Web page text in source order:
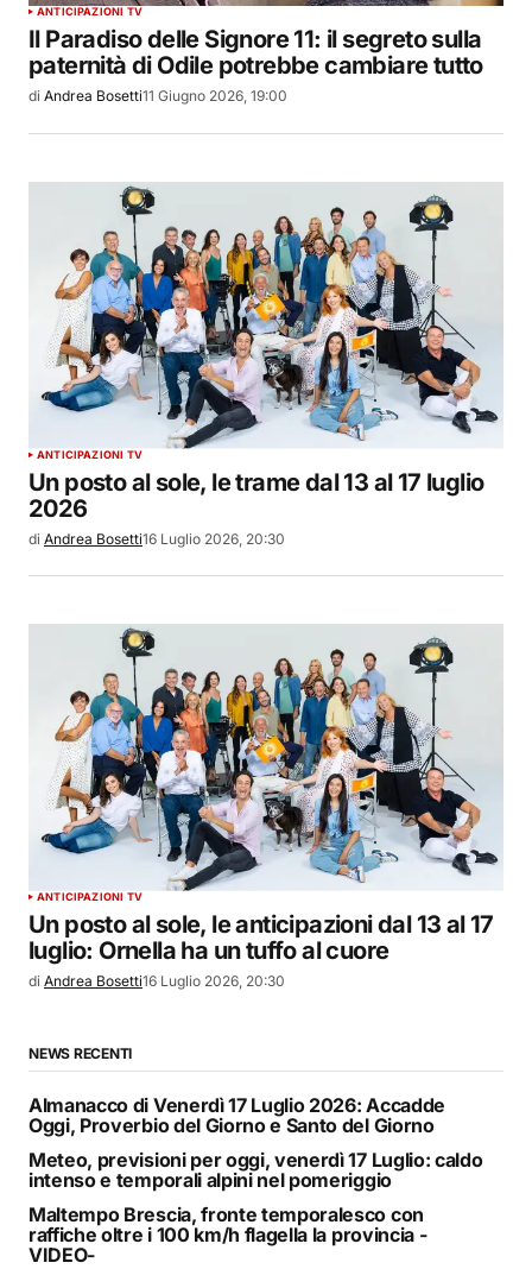
ANTICIPAZIONI TV
Il Paradiso delle Signore 11: il segreto sulla
paternità di Odile potrebbe cambiare tutto
di Andrea Bosetti11 Giugno 2026, 19:00
ANTICIPAZIONI TV
Un posto al sole, le trame dal 13 al 17 luglio
2026
di Andrea Bosetti16 Luglio 2026, 20:30
ANTICIPAZIONI TV
Un posto al sole, le anticipazioni dal 13 al 17
luglio: Ornella ha un tuffo al cuore
di Andrea Bosetti16 Luglio 2026, 20:30
NEWS RECENTI
Almanacco di Venerdì 17 Luglio 2026: Accadde
Oggi, Proverbio del Giorno e Santo del Giorno
Meteo, previsioni per oggi, venerdì 17 Luglio: caldo
intenso e temporali alpini nel pomeriggio
Maltempo Brescia, fronte temporalesco con
raffiche oltre i 100 km/h flagella la provincia -
VIDEO-